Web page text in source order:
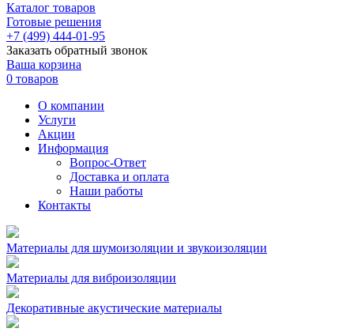
Каталог товаров
Готовые решения
+7 (499) 444-01-95
Заказать обратный звонок
Ваша корзина
0 товаров
О компании
Услуги
Акции
Информация
Вопрос-Ответ
Доставка и оплата
Наши работы
Контакты
Материалы для шумоизоляции и звукоизоляции
Материалы для виброизоляции
Декоративные акустические материалы